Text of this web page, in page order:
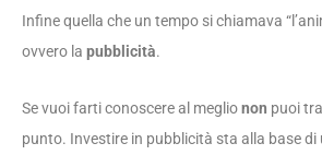
Infine quella che un tempo si chiamava
ovvero la pubblicità.
Se vuoi farti conoscere al meglionon puoi
punto. Investire in pubblicità sta alla base di